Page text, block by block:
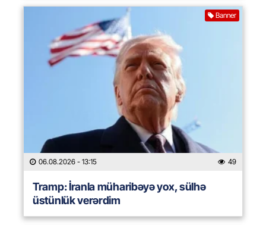
Banner
06.08.2026 - 13:15 49
Tramp: İranla müharibəyə yox, sülhə
üstünlük verərdim